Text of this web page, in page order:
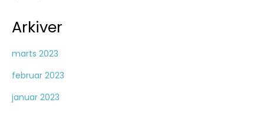
Arkiver
marts 2023
februar 2023
januar 2023